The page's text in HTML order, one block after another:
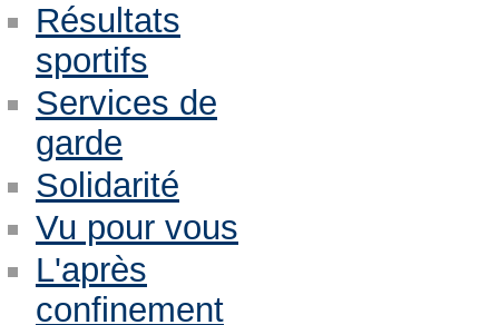
Résultats
sportifs
Services de
garde
Solidarité
Vu pour vous
L'après
confinement